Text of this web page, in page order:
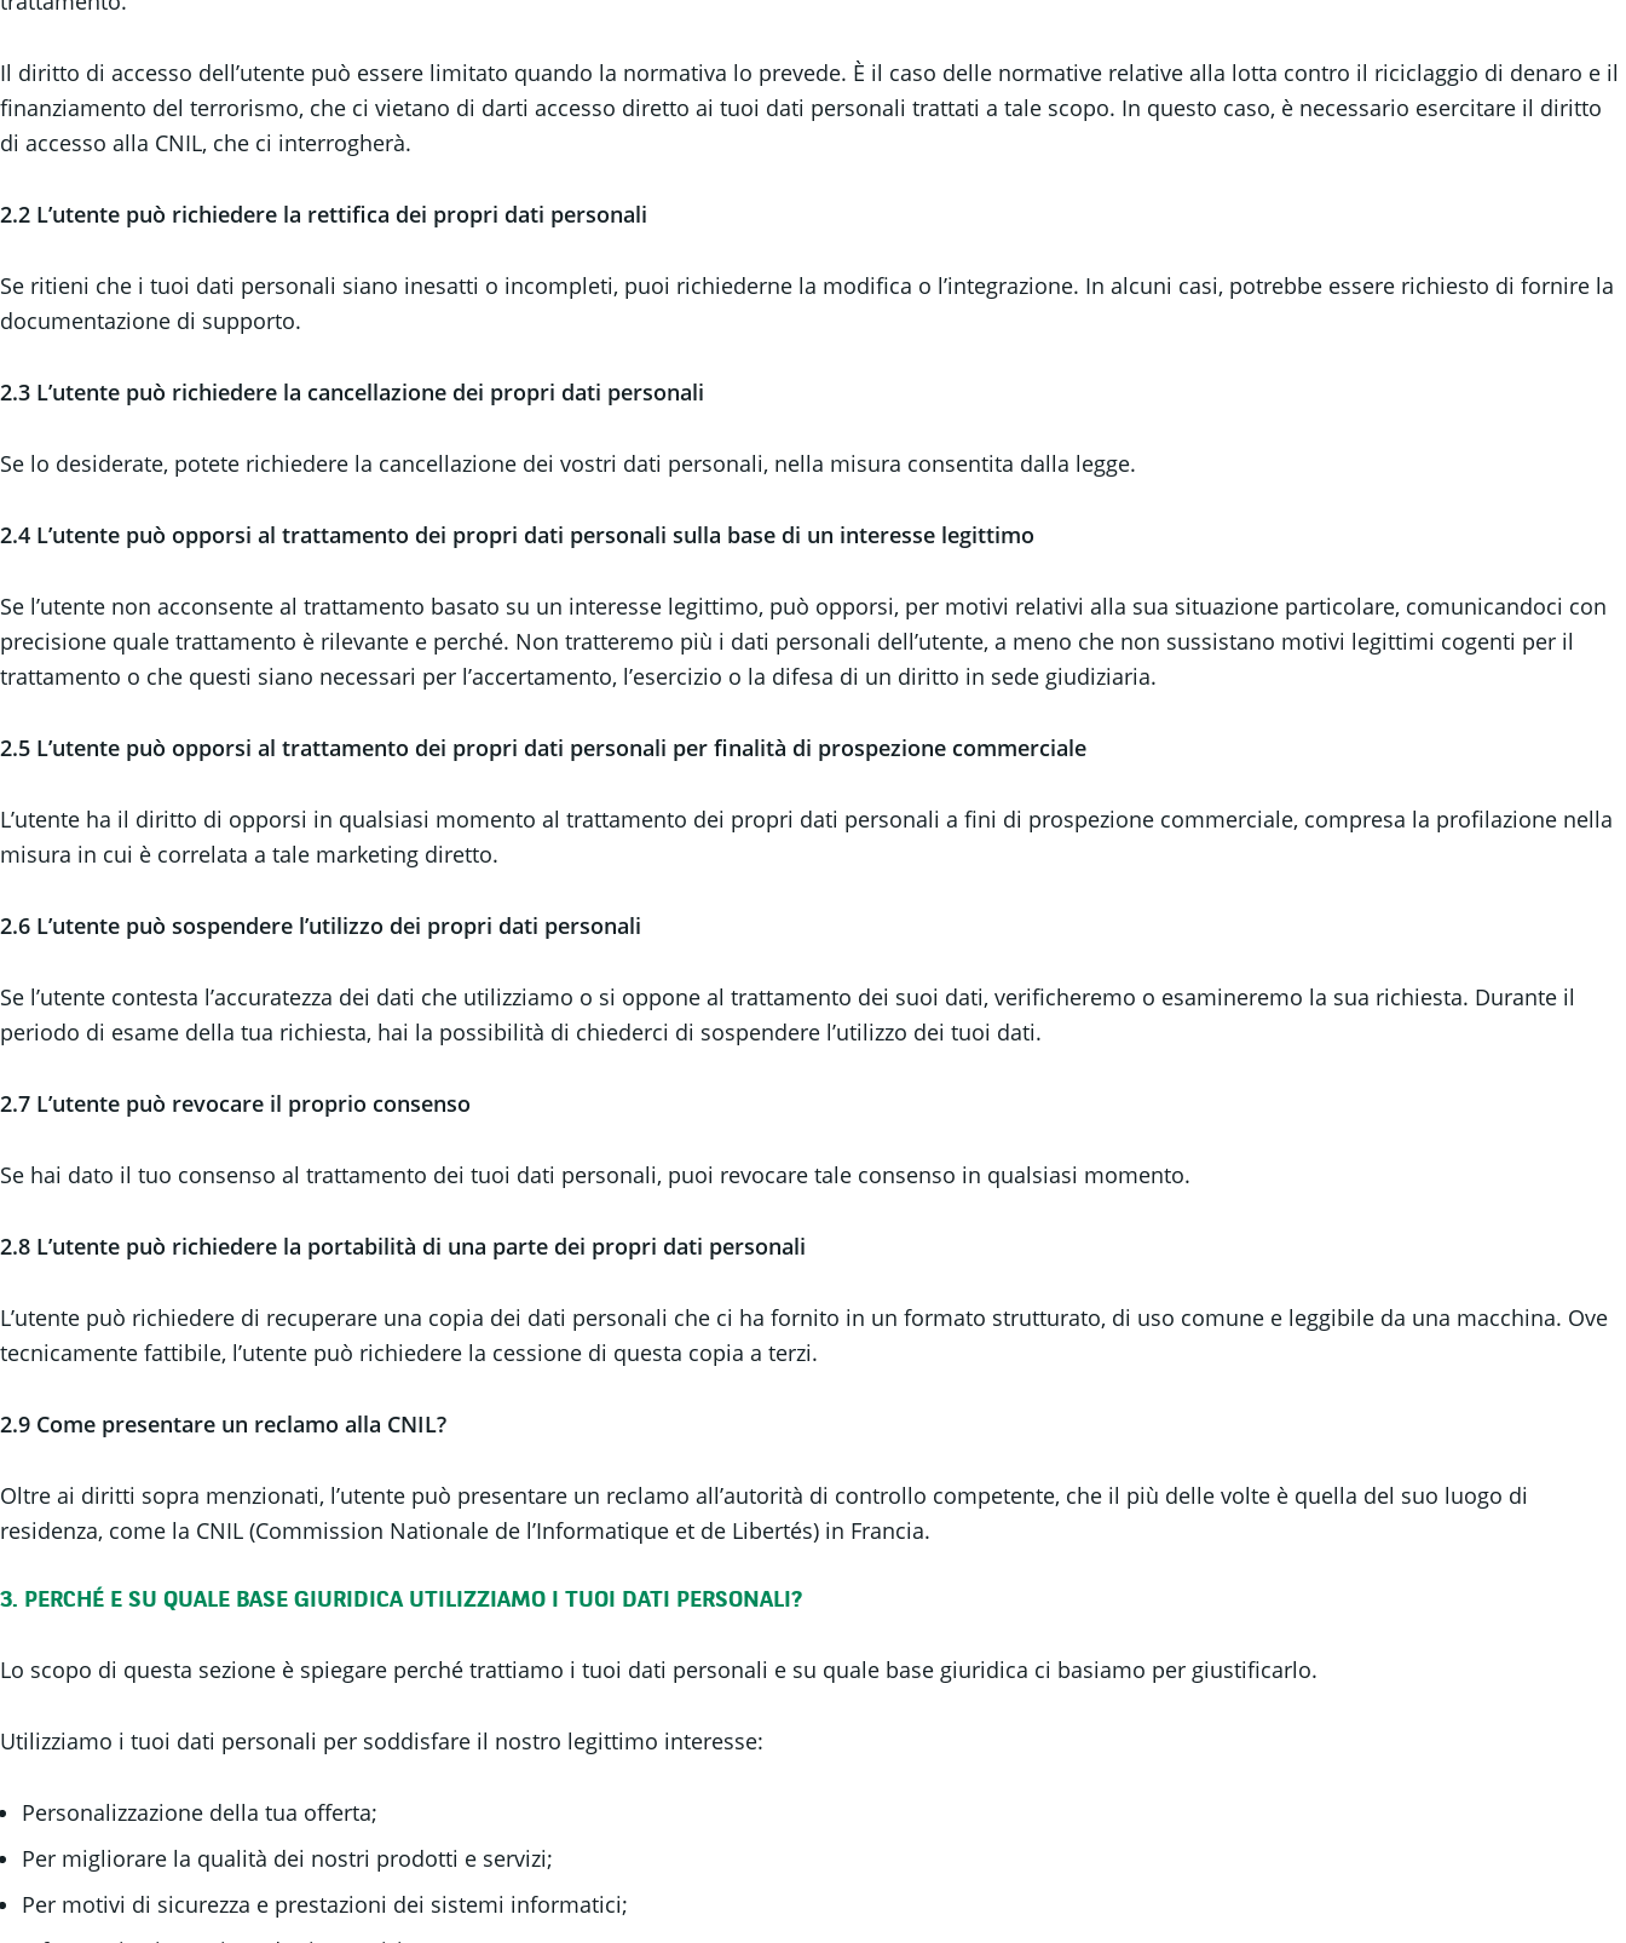
Il diritto di accesso dell’utente può essere limitato quando la normativa lo prevede. È il caso delle normative relative alla lotta contro il riciclaggio di denaro e il
finanziamento del terrorismo, che ci vietano di darti accesso diretto ai tuoi dati personali trattati a tale scopo. In questo caso, è necessario esercitare il diritto
di accesso alla CNIL, che ci interrogherà.
2.2 L’utente può richiedere la rettifica dei propri dati personali
Se ritieni che i tuoi dati personali siano inesatti o incompleti, puoi richiederne la modifica o l’integrazione. In alcuni casi, potrebbe essere richiesto di fornire la
documentazione di supporto.
2.3 L’utente può richiedere la cancellazione dei propri dati personali
Se lo desiderate, potete richiedere la cancellazione dei vostri dati personali, nella misura consentita dalla legge.
2.4 L’utente può opporsi al trattamento dei propri dati personali sulla base di un interesse legittimo
Se l’utente non acconsente al trattamento basato su un interesse legittimo, può opporsi, per motivi relativi alla sua situazione particolare, comunicandoci con
precisione quale trattamento è rilevante e perché. Non tratteremo più i dati personali dell’utente, a meno che non sussistano motivi legittimi cogenti per il
trattamento o che questi siano necessari per l’accertamento, l’esercizio o la difesa di un diritto in sede giudiziaria.
2.5 L’utente può opporsi al trattamento dei propri dati personali per finalità di prospezione commerciale
L’utente ha il diritto di opporsi in qualsiasi momento al trattamento dei propri dati personali a fini di prospezione commerciale, compresa la profilazione nella
misura in cui è correlata a tale marketing diretto.
2.6 L’utente può sospendere l’utilizzo dei propri dati personali
Se l’utente contesta l’accuratezza dei dati che utilizziamo o si oppone al trattamento dei suoi dati, verificheremo o esamineremo la sua richiesta. Durante il
periodo di esame della tua richiesta, hai la possibilità di chiederci di sospendere l’utilizzo dei tuoi dati.
2.7 L’utente può revocare il proprio consenso
Se hai dato il tuo consenso al trattamento dei tuoi dati personali, puoi revocare tale consenso in qualsiasi momento.
2.8 L’utente può richiedere la portabilità di una parte dei propri dati personali
L’utente può richiedere di recuperare una copia dei dati personali che ci ha fornito in un formato strutturato, di uso comune e leggibile da una macchina. Ove
tecnicamente fattibile, l’utente può richiedere la cessione di questa copia a terzi.
2.9 Come presentare un reclamo alla CNIL?
Oltre ai diritti sopra menzionati, l’utente può presentare un reclamo all’autorità di controllo competente, che il più delle volte è quella del suo luogo di
residenza, come la CNIL (Commission Nationale de l’Informatique et de Libertés) in Francia.
3. PERCHÉ E SU QUALE BASE GIURIDICA UTILIZZIAMO I TUOI DATI PERSONALI?
Lo scopo di questa sezione è spiegare perché trattiamo i tuoi dati personali e su quale base giuridica ci basiamo per giustificarlo.
Utilizziamo i tuoi dati personali per soddisfare il nostro legittimo interesse:
Personalizzazione della tua offerta;
Per migliorare la qualità dei nostri prodotti e servizi;
Per motivi di sicurezza e prestazioni dei sistemi informatici;